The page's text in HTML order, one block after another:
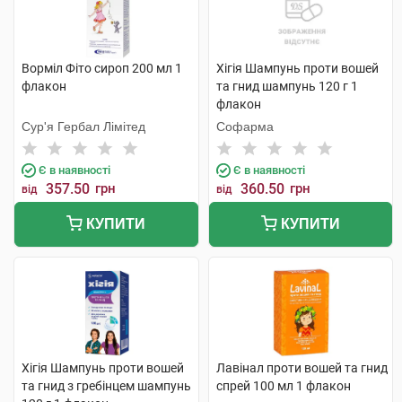
Ворміл Фіто сироп 200 мл 1
флакон
Сур'я Гербал Лімітед
Є в наявності
від 357.50 грн
КУПИТИ
Хігія Шампунь проти вошей
та гнид шампунь 120 г 1
флакон
Софарма
Є в наявності
від 360.50 грн
КУПИТИ
Хігія Шампунь проти вошей
та гнид з гребінцем шампунь
Лавінал проти вошей та гнид
спрей 100 мл 1 флакон